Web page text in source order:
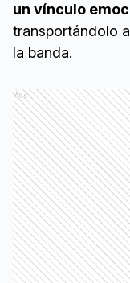
un vínculo
transportándolo
la banda.
Ads